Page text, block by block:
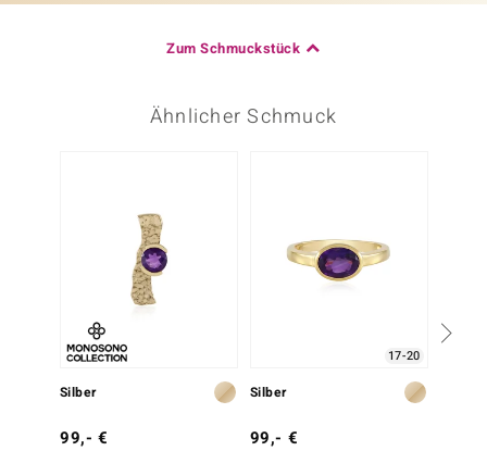
Zum Schmuckstück
Ähnlicher Schmuck
Silber
99,- €
17-20
Silber
99,- €